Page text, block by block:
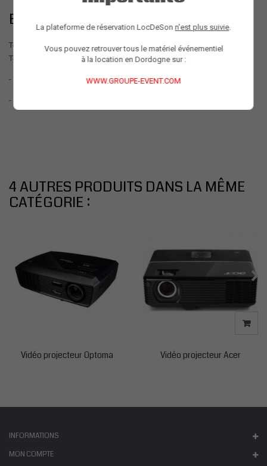
EN SAVOIR PLUS SUR LE PRODUIT
Toile de projection sur structure.
Taille de l'écran de projection : 2 mètres / 3 mètres
- Toille avec oeillets.
- Structure d'accroche disponible :
4 AUTRES PRODUITS DANS LA MÊME
CATÉGORIE :
Vidéo projecteur Optoma Vidéo projecteur Acer
INFORMATIONS
MON COMPTE
La plateforme de réservation LocDeSon n'est plus suivie.
Vous pouvez retrouver tous le matériel événementiel
à la location en Dordogne sur :
WWW.GROUPE-EVENT.COM